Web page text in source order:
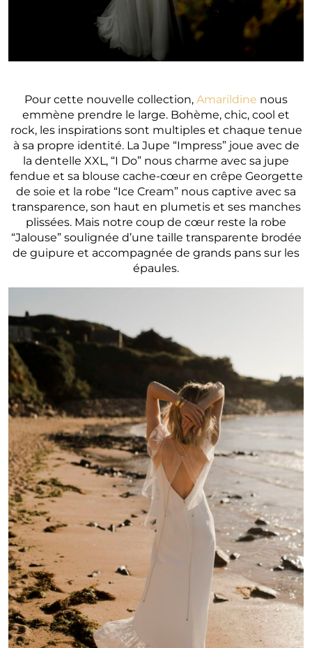
Pour cette nouvelle collection, Amarildine nous
emmène prendre le large. Bohème, chic, cool et
rock, les inspirations sont multiples et chaque tenue
à sa propre identité. La Jupe “Impress” joue avec de
la dentelle XXL, “I Do” nous charme avec sa jupe
fendue et sa blouse cache-cœur en crêpe Georgette
de soie et la robe “Ice Cream” nous captive avec sa
transparence, son haut en plumetis et ses manches
plissées. Mais notre coup de cœur reste la robe
“Jalouse” soulignée d’une taille transparente brodée
de guipure et accompagnée de grands pans sur les
épaules.